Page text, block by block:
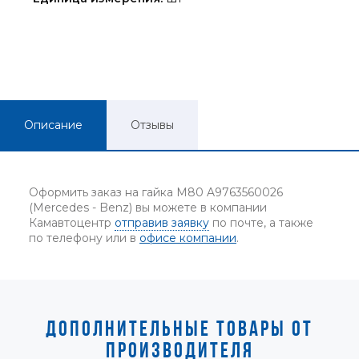
Описание Отзывы
Оформить заказ на гайка М80 A9763560026
(Mercedes - Benz) вы можете в компании
Камавтоцентр отправив заявку по почте, а также
по телефону или в офисе компании.
ДОПОЛНИТЕЛЬНЫЕ ТОВАРЫ ОТ
ПРОИЗВОДИТЕЛЯ